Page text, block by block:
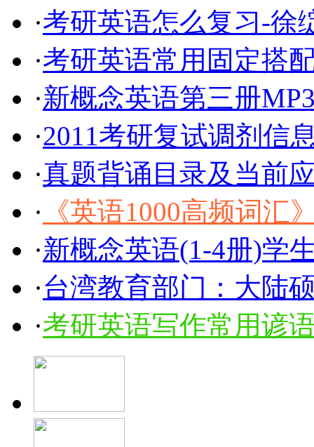
·考研英语怎么复习-徐
·考研英语常用固定搭
·新概念英语第三册
·2011考研复试调剂信
·真题背诵目录及当前
· 《英语1000高频词汇
·新概念英语(1-4册)学
·台湾教育部门：大陆
·考研英语写作常用谚